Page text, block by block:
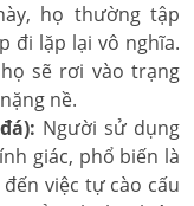
họ thường tập
đi lặp lại vô nghĩa.
sẽ rơi vào trạng
nề.
Người sử dụng
giác, phổ biến là
việc tự cào cấu